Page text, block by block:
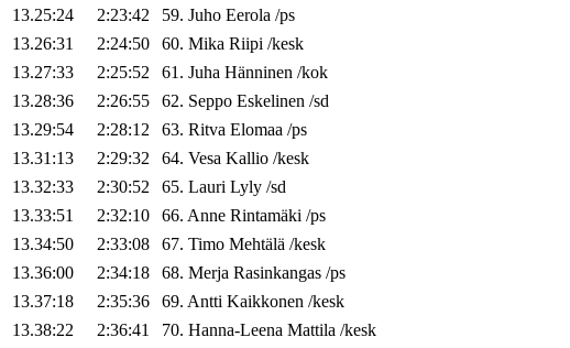
13.25:24
2:23:42 59. Juho Eerola /ps
13.26:31
2:24:50 60. Mika Riipi /kesk
13.27:33
2:25:52 61. Juha Hänninen /kok
13.28:36
2:26:55 62. Seppo Eskelinen /sd
13.29:54
2:28:12 63. Ritva Elomaa /ps
13.31:13
2:29:32 64. Vesa Kallio /kesk
13.32:33
2:30:52 65. Lauri Lyly /sd
13.33:51
2:32:10 66. Anne Rintamäki /ps
13.34:50
2:33:08 67. Timo Mehtälä /kesk
13.36:00
2:34:18 68. Merja Rasinkangas /ps
13.37:18
2:35:36 69. Antti Kaikkonen /kesk
13.38:22
2:36:41 70. Hanna-Leena Mattila /kesk